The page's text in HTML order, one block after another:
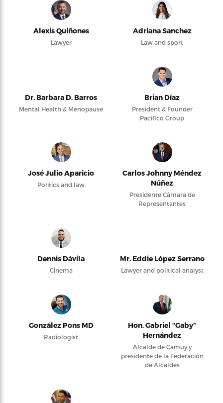
Alexis Quiñones
Lawyer
Adriana Sanchez
Law and sport
Dr. Barbara D. Barros
Mental Health & Menopause
Brian Díaz
President & Founder
Pacifico Group
José Julio Aparicio
Politics and law
Carlos Johnny Méndez
Núñez
Presidente Cámara de
Representantes
Dennis Dávila
Cinema
Mr. Eddie López Serrano
Lawyer and political analyst
González Pons MD
Radiologist
Hon. Gabriel “Gaby”
Hernández
Alcalde de Camuy y
presidente de la Federación
de Alcaldes